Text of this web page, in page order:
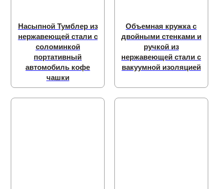
Насыпной Тумблер из
нержавеющей стали с
соломинкой
портативный
автомобиль кофе
чашки
Объемная кружка с
двойными стенками и
ручкой из
нержавеющей стали с
вакуумной изоляцией